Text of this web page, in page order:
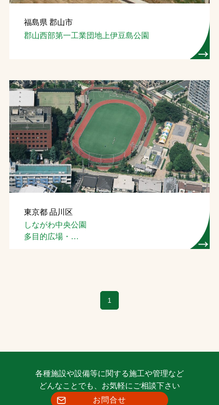
福島県 郡山市
郡山西部第一工業団地上伊豆島公園
東京都 品川区
しながわ中央公園
多目的広場・
1
各種施設や設備等に関する施工や管理など
どんなことでも、お気軽にご相談下さい
お問合せ